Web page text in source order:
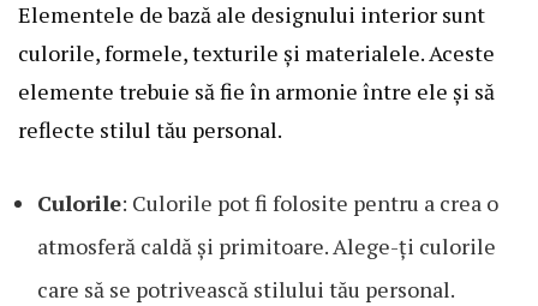
Elementele de bază ale designului interior sunt
culorile, formele, texturile și materialele. Aceste
elemente trebuie să fie în armonie între ele și să
reflecte stilul tău personal.
Culorile: Culorile pot fi folosite pentru a crea o
atmosferă caldă și primitoare. Alege-ți culorile
care să se potrivească stilului tău personal.